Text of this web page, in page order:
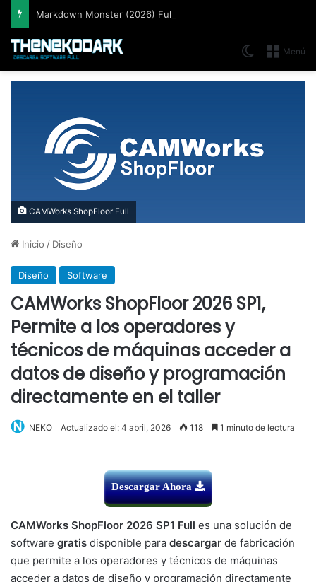
Markdown Monster (2026) Full Español [Mega]
Menú
Switch skin
CAMWorks ShopFloor Full
Inicio / Diseño
Diseño Software
CAMWorks ShopFloor 2026 SP1,
Permite a los operadores y
técnicos de máquinas acceder a
datos de diseño y programación
directamente en el taller
NEKO Actualizado el: 4 abril, 2026 118 1 minuto de lectura
Descargar Ahora
CAMWorks ShopFloor 2026 SP1 Full es una solución de
software gratis disponible para descargar de fabricación
que permite a los operadores y técnicos de máquinas
acceder a datos de diseño y programación directamente